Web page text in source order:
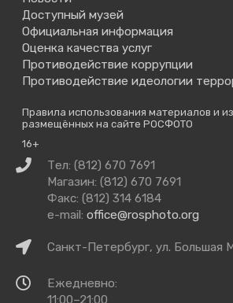
Доступный музей
Официальная информация
Оценка качества услуг
Противодействие коррупции
Противодействие идеологии
Правила использования материалов и
размещённых на сайте РОСФОТО
16+
Связаться
нами
Тел: (812) 670 7691
Магазин: (812) 670 7691
Факс: (812) 314 6184
e-mail: office@rosphoto.org
КакСанкт-Петербург, ул. Большая
Время
работы
Ежедневно:
11:00–21:00